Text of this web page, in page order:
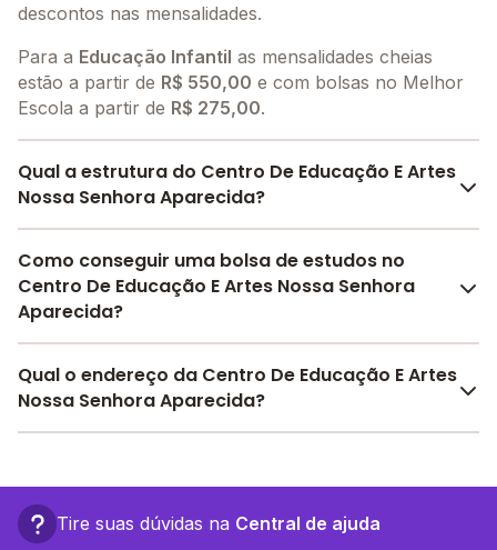
descontos nas mensalidades.
Para a Educação Infantil as mensalidades cheias
estão a partir de R$ 550,00 e com bolsas no Melhor
Escola a partir de R$ 275,00.
Qual a estrutura do Centro De Educação E Artes
Nossa Senhora Aparecida?
O Centro De Educação E Artes Nossa Senhora
Aparecida oferece toda a estrutura necessária para o
conforto e desenvolvimento educacional dos seus
larga, Internet, entre outras estruturas.
Como conseguir uma bolsa de estudos no
Centro De Educação E Artes Nossa Senhora
Aparecida?
O Melhor Escola oferece descontos para o Centro De
Educação E Artes Nossa Senhora Aparecida a partir
Qual o endereço da Centro De Educação E Artes
Nossa Senhora Aparecida?
Aparecida fica em: Rua Doutor Arruda Negreiros, 19 -
Belford Roxo - RJ.
Tire suas dúvidas na Central de ajuda